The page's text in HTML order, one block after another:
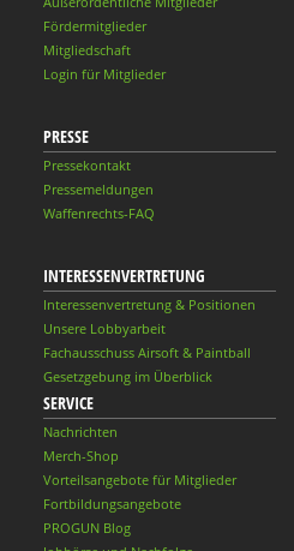
Fördermitglieder
Mitgliedschaft
Login für Mitglieder
PRESSE
Pressekontakt
Pressemeldungen
Waffenrechts-FAQ
INTERESSENVERTRETUNG
Interessenvertretung & Positionen
Unsere Lobbyarbeit
Fachausschuss Airsoft & Paintball
Gesetzgebung im Überblick
SERVICE
Nachrichten
Merch-Shop
Vorteilsangebote für Mitglieder
Fortbildungsangebote
PROGUN Blog